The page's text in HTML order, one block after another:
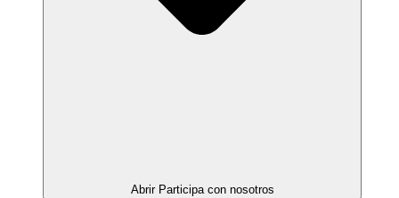
Abrir Participa con nosotros